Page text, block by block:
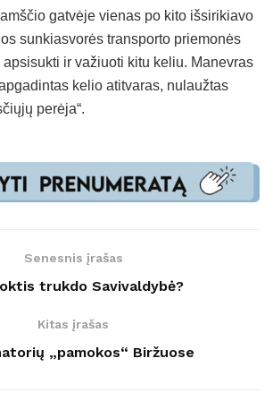
gatvėje vienas po kito išsirikiavo
sunkiasvorės transporto priemonės
ir važiuoti kitu keliu. Manevras
kelio atitvaras, nulaužtas
perėja“.
Senesnis įrašas
trukdo Savivaldybė?
Kitas įrašas
„pamokos“ Biržuose